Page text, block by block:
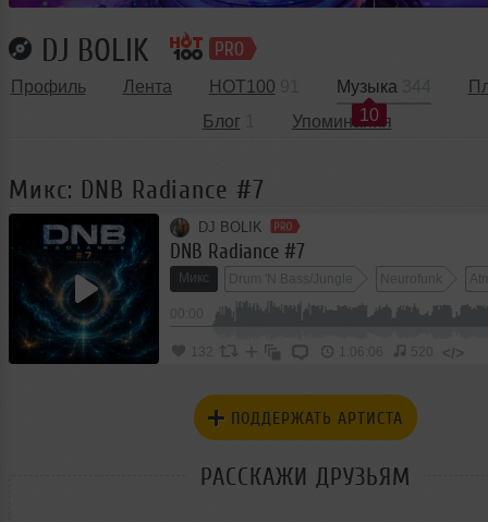
DJ BOLIK
Профиль Лента HOT100
Музыка
10
Блог
Упоминания
Микс: DNB Radiance #7
DJ BOLIK
DNB Radiance #7
Микс Drum 'N Bass/Jungle Neurofunk
132 1:06:06 520 </>
ПОДДЕРЖАТЬ АРТИСТА
РАССКАЖИ ДРУЗЬЯМ